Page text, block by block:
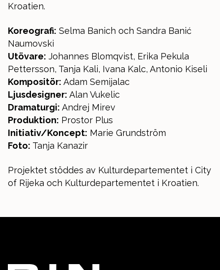
Kroatien.
Koreografi: Selma Banich och Sandra Banić
Naumovski
Utövare: Johannes Blomqvist, Erika Pekula
Pettersson, Tanja Kali, Ivana Kalc, Antonio Kiseli
Kompositör: Adam Semijalac
Ljusdesigner: Alan Vukelic
Dramaturgi: Andrej Mirev
Produktion: Prostor Plus
Initiativ/Koncept: Marie Grundström
Foto: Tanja Kanazir
Projektet stöddes av Kulturdepartementet i City
of Rijeka och Kulturdepartementet i Kroatien.